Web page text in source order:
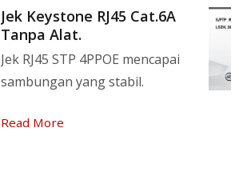
Jek Keystone RJ45 Cat.6A
Tanpa Alat.
Jek RJ45 STP 4PPOE mencapai
sambungan yang stabil.
Read More